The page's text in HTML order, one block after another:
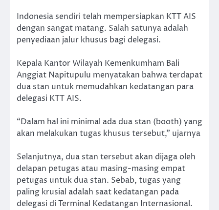
Indonesia sendiri telah mempersiapkan KTT AIS
dengan sangat matang. Salah satunya adalah
penyediaan jalur khusus bagi delegasi.
Kepala Kantor Wilayah Kemenkumham Bali
Anggiat Napitupulu menyatakan bahwa terdapat
dua stan untuk memudahkan kedatangan para
delegasi KTT AIS.
“Dalam hal ini minimal ada dua stan (booth) yang
akan melakukan tugas khusus tersebut,” ujarnya
Selanjutnya, dua stan tersebut akan dijaga oleh
delapan petugas atau masing-masing empat
petugas untuk dua stan. Sebab, tugas yang
paling krusial adalah saat kedatangan pada
delegasi di Terminal Kedatangan Internasional.